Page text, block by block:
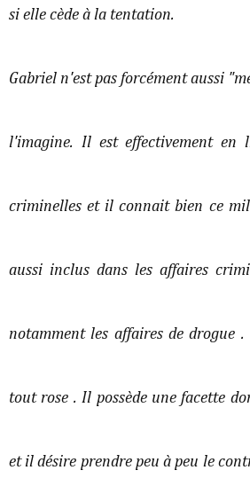
si elle cède à la tentation.
Gabriel n'est pas forcément aussi
l'imagine. Il est effectivement en
criminelles et il connait bien ce
aussi inclus dans les affaires
notamment les affaires de drogue
tout rose . Il possède une facette
et il désire prendre peu à peu le